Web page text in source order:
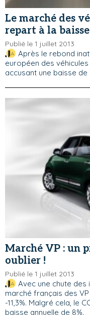
Le marché des
repart à la baisse
Publié le 1 juillet 2013
Après le rebond
européen des
accusant une baisse de
Marché VP : un
oublier !
Publié le 1 juillet 2013
Avec une chute des
marché français des
-11,3%. Malgré cela, le
baisse annuelle de 8%.